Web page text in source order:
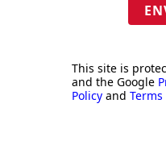
This site is
and the Google
Policy and